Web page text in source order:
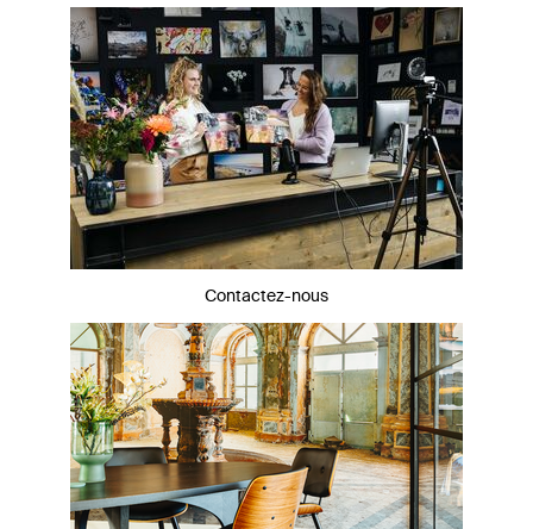
Contactez-nous